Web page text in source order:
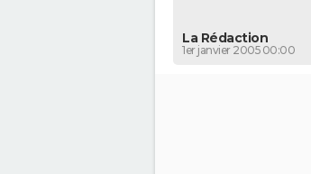
La Rédaction
1er janvier 2005 00:00